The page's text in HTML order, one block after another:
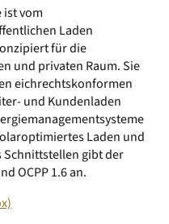
ist vom
Laden
für die
und privaten Raum. Sie
eichrechtskonformen
und Kundenladen
Laden und
Schnittstellen gibt der
OCPP 1.6 an.